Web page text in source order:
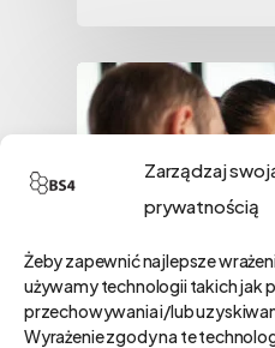
Zarządzaj
prywatnością
Żeby zapewnić najlepsze
używamy technologii takich jak
przechowywania i/lub
Wyrażenie zgody na te